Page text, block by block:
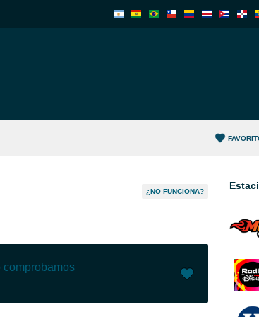
¿NO FUNCIONA?
comprobamos